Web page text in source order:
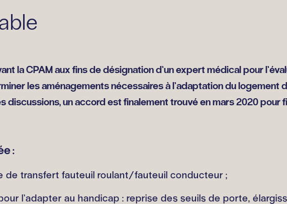
la CPAM aux fins de désignation d’un expert médical pour
les aménagements nécessaires à l’adaptation du logement
discussions, un accord est finalement trouvé en mars 2020 pour
:
de transfert fauteuil roulant/fauteuil conducteur ;
l’adapter au handicap : reprise des seuils de porte,